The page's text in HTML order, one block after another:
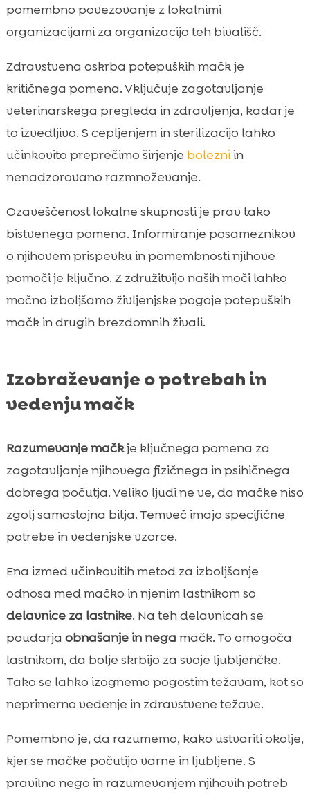
pomembno povezovanje z lokalnimi
organizacijami za organizacijo teh bivališč.
Zdravstvena oskrba potepuških mačk je
kritičnega pomena. Vključuje zagotavljanje
veterinarskega pregleda in zdravljenja, kadar je
to izvedljivo. S cepljenjem in sterilizacijo lahko
učinkovito preprečimo širjenje bolezniin
nenadzorovano razmnoževanje.
Ozaveščenost lokalne skupnosti je prav tako
bistvenega pomena. Informiranje posameznikov
o njihovem prispevku in pomembnosti njihove
pomoči je ključno. Z združitvijo naših moči lahko
močno izboljšamo življenjske pogoje potepuških
mačk in drugih brezdomnih živali.
Izobraževanje o potrebah in
vedenju mačk
Razumevanje mačkje ključnega pomena za
zagotavljanje njihovega fizičnega in psihičnega
dobrega počutja. Veliko ljudi ne ve, da mačke niso
zgolj samostojna bitja. Temveč imajo specifične
potrebe in vedenjske vzorce.
Ena izmed učinkovitih metod za izboljšanje
odnosa med mačko in njenim lastnikom so
delavnice za lastnike. Na teh delavnicah se
poudarja obnašanje in nega mačk. To omogoča
lastnikom, da bolje skrbijo za svoje ljubljenčke.
Tako se lahko izognemo pogostim težavam, kot so
neprimerno vedenje in zdravstvene težave.
Pomembno je, da razumemo, kako ustvariti okolje,
kjer se mačke počutijo varne in ljubljene. S
pravilno nego in razumevanjem njihovih potreb